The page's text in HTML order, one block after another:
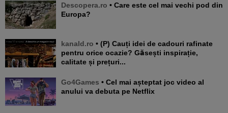
Descopera.ro • Care este cel mai vechi pod din
Europa?
kanald.ro • (P) Cauți idei de cadouri rafinate
pentru orice ocazie? Găsești inspirație,
calitate și prețuri...
Go4Games • Cel mai așteptat joc video al
anului va debuta pe Netflix